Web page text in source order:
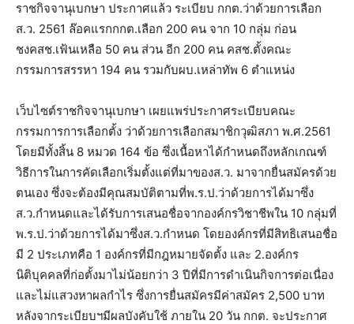
ราชกิจจานุเบกษา ประกาศแล้ว ระเบียบ กกต.ว่าด้วยการเลือก
ส.ว. 2561 ล๊อคแรกกกต.เลือก 200 คน จาก 10 กลุ่ม ก่อน
ชงคสช.เฟ้นเหลือ 50 คน ส่วน อีก 200 คน คสช.ตั้งคณะ
กรรมการสรรหา 194 คน รวมกับผบ.เหล่าทัพ 6 ตำแหน่ง
เว็บไซต์ราชกิจจานุเบกษา เผยแพร่ประกาศระเบียบคณะ
กรรมการการเลือกตั้ง ว่าด้วยการเลือกสมาชิกวุฒิสภา พ.ศ.2561
โดยมีทั้งสิ้น 8 หมวด 164 ข้อ ซึ่งเนื้อหาได้กำหนดถึงหลักเกณฑ์
วิธีการในการคัดเลือกเริ่มตั้งแต่ที่มาของส.ว. มาจากยื่นสมัครด้วย
ตนเอง ซึ่งจะต้องมีคุณสมบัติตามที่พ.ร.ป.ว่าด้วยการได้มาซึ่ง
ส.ว.กำหนดและได้รับการเสนอชื่อจากองค์กรวิชาชีพใน 10 กลุ่มที่
พ.ร.ป.ว่าด้วยการได้มาซึ่งส.ว.กำหนด โดยองค์กรที่มีสิทธิเสนอชื่อ
มี 2 ประเภทคือ 1 องค์กรที่มีกฎหมายจัดตั้ง และ 2.องค์กร
นิติบุคคลที่ก่อตั้งมาไม่น้อยกว่า 3 ปีที่มีการดำเนินกิจการต่อเนื่อง
และไม่แสวงหาผลกำไร ซึ่งการยื่นสมัครมีค่าสมัคร 2,500 บาท
หลังจากระเบียบฯมีผลบังคับใช้ ภายใน 20 วัน กกต. จะประกาศ